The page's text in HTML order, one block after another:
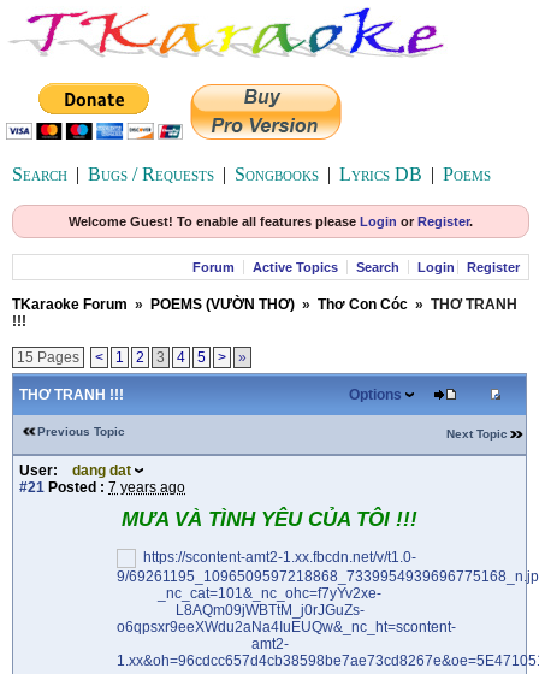
Search | Bugs / Requests | Songbooks | Lyrics DB | Poems
Welcome Guest! To enable all features please Login or Register.
Forum Active Topics Search Login Register
TKaraoke Forum » POEMS (VƯỜN THƠ) » Thơ Con Cóc » THƠ TRANH
!!!
15 Pages < 1 2 3 4 5 > »
THƠ TRANH !!! Options
Previous Topic Next Topic
User:
dang dat
#21 Posted : 7 years ago
MƯA VÀ TÌNH YÊU CỦA TÔI !!!